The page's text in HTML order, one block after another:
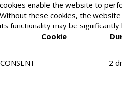
cookies enable the website to
Without these cookies, the
its functionality may be significantly
Cookie
CONSENT 2